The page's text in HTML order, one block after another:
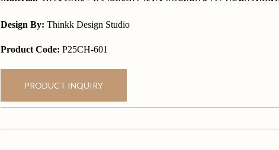
Design By: Thinkk Design Studio
Product Code: P25CH-601
PRODUCT INQUIRY